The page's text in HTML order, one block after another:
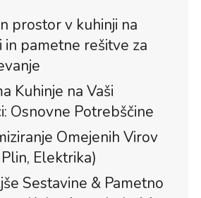
prostor v kuhinji na
in pametne rešitve za
Kuhinje na Vaši
Osnovne Potrebščine
Omejenih Virov
Elektrika)
Sestavine & Pametno